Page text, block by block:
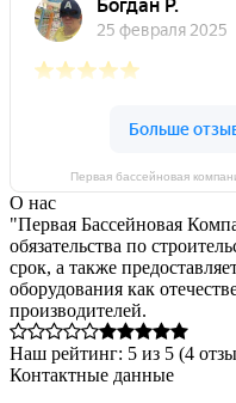
Первая бассейновая
О нас
"Первая Бассейновая
обязательства по
срок, а также
оборудования как
производителей.
Наш рейтинг: 5 из 5 (4
Контактные данные